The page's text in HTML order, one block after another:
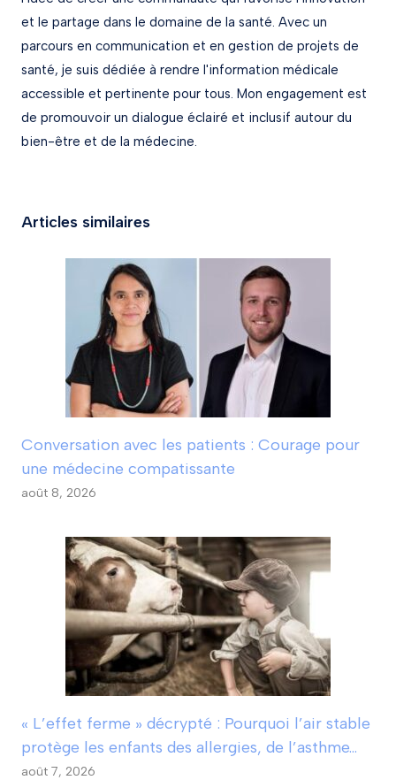
et le partage dans le domaine de la santé. Avec un
parcours en communication et en gestion de projets de
santé, je suis dédiée à rendre l'information médicale
accessible et pertinente pour tous. Mon engagement est
de promouvoir un dialogue éclairé et inclusif autour du
bien-être et de la médecine.
Articles similaires
Conversation avec les patients : Courage pour
une médecine compatissante
août 8, 2026
« L’effet ferme » décrypté : Pourquoi l’air stable
protège les enfants des allergies, de l’asthme…
août 7, 2026